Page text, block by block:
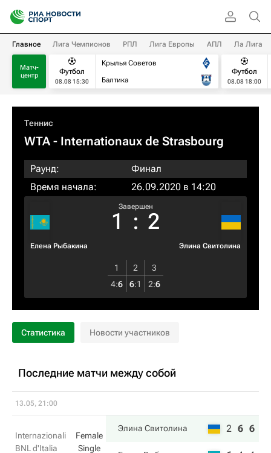
Главное Лига Чемпионов РПЛ Лига Европы АПЛ Ла Лига
Матч-
центр
Футбол
08.08 15:30
Крылья Советов
Балтика
Футбол
08.08 18:00
Теннис
WTA- Internationaux de Strasbourg
Раунд:
Финал
Время начала:
26.09.2020 в 14:20
Елена Рыбакина
Завершен
1 : 2
Элина Свитолина
1 2
3
4:6 6:1 2:6
Статистика Новости участников
Последние матчи между собой
13.05, 21:00
Internazionali
BNL d'Italia
Female
Single
Элина Свитолина 2 6 6